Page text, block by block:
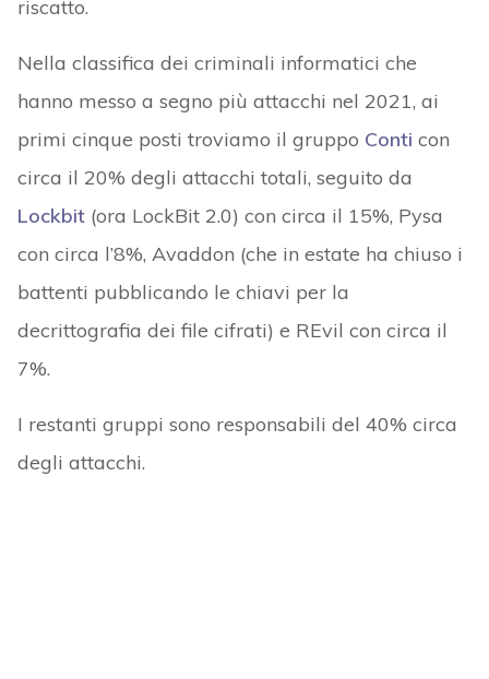
riscatto.
Nella classifica dei criminali informatici che
hanno messo a segno più attacchi nel 2021, ai
primi cinque posti troviamo il gruppo Conti con
circa il 20% degli attacchi totali, seguito da
Lockbit(ora LockBit 2.0) con circa il 15%, Pysa
con circa l’8%, Avaddon (che in estate ha chiuso i
battenti pubblicando le chiavi per la
decrittografia dei file cifrati) e REvil con circa il
7%.
I restanti gruppi sono responsabili del 40% circa
degli attacchi.